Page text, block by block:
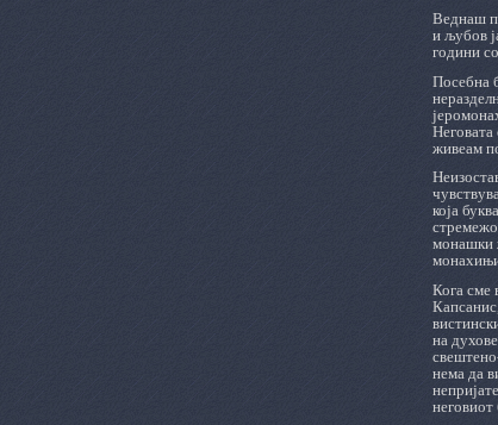
Веднаш
и љубов
години
Посебна
Неговата
живеам
која
монашки
Кога сме
на
нема да
неговиот